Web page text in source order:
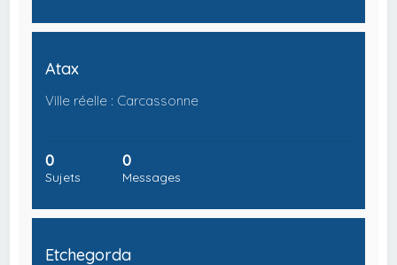
Atax
Ville réelle : Carcassonne
0
Sujets
0
Messages
Etchegorda